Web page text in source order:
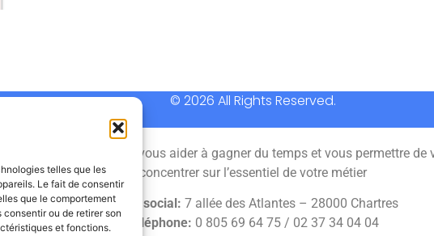
telles que les
Le fait de consentir
que le comportement
ou de retirer son
et fonctions.
© 2026 All Rights Reserved.
SMV permet de vous aider à gagner du temps et vous permettre de
concentrer sur l’essentiel de votre métier
Siège social: 7 allée des Atlantes – 28000 Chartres
Téléphone: 0 805 69 64 75 / 02 37 34 04 04